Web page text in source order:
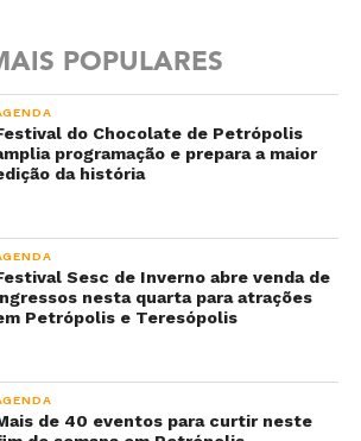
POPULARES
do Chocolate de Petrópolis
programação e prepara a maior
da história
Sesc de Inverno abre venda de
nesta quarta para atrações
Petrópolis e Teresópolis
de 40 eventos para curtir neste